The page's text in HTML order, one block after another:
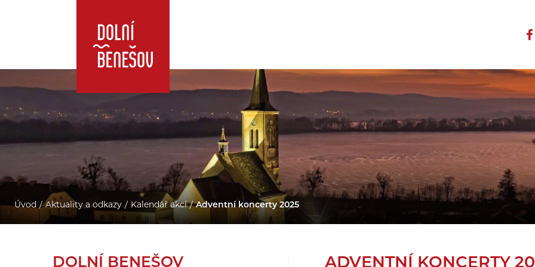
Úvod Aktuality a odkazy Kalendář akcí Adventní koncerty 2025
DOLNÍ BENEŠOV ADVENTNÍ KONCERTY